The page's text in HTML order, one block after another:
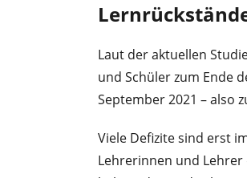
Laut der aktuellen
und Schüler zum Ende
September 2021 – also
Viele Defizite sind erst
Lehrerinnen und